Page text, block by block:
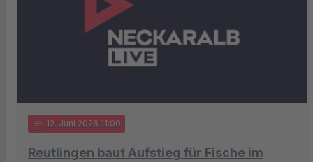
notes 12. Juni 2026 11:00
Reutlingen baut Aufstieg für Fische im